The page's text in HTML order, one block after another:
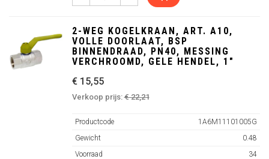
2-WEG KOGELKRAAN, ART. A10,
VOLLE DOORLAAT, BSP
BINNENDRAAD, PN40, MESSING
VERCHROOMD, GELE HENDEL, 1"
€ 15,55
Verkoop prijs:€ 22,21
Productcode
1A6M11101005G
Gewicht
0.48
Voorraad
34